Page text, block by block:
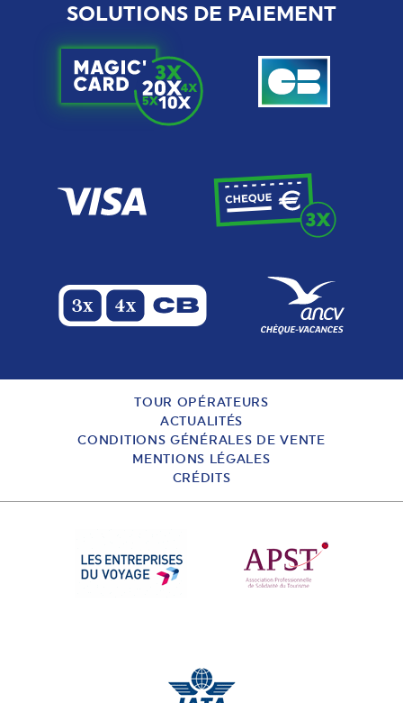
SOLUTIONS DE PAIEMENT
TOUR OPÉRATEURS
ACTUALITÉS
CONDITIONS GÉNÉRALES DE VENTE
MENTIONS LÉGALES
CRÉDITS